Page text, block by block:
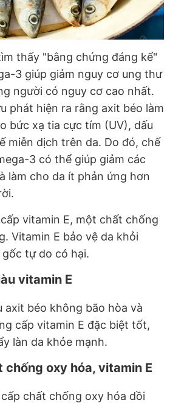
thấy "bằng chứng đáng kể"
3 giúp giảm nguy cơ ung thư
người có nguy cơ cao nhất.
phát hiện ra rằng axit béo làm
bức xạ tia cực tím (UV), dấu
miễn dịch trên da. Do đó, chế
3 có thể giúp giảm các
làm cho da ít phản ứng hơn
vitamin E, một chất chống
Vitamin E bảo vệ da khỏi
tự do có hại.
vitamin E
axit béo không bão hòa và
cấp vitamin E đặc biệt tốt,
làn da khỏe mạnh.
chống oxy hóa, vitamin E
chất chống oxy hóa dồi